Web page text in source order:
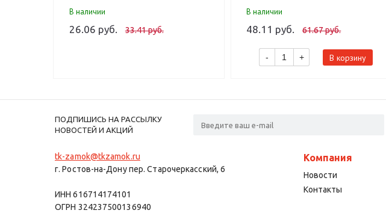
В наличии
26.06 руб. 33.41 руб.
В наличии
48.11 руб. 61.67 руб.
- + В корзину
ПОДПИШИСЬ НА РАССЫЛКУ
НОВОСТЕЙ И АКЦИЙ
tk-zamok@tkzamok.ru
г. Ростов-на-Дону пер. Старочеркасский, 6
ИНН 616714174101
ОГРН 324237500136940
Компания
Новости
Контакты